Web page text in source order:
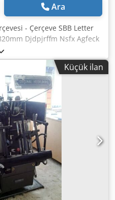
Ara
- Çerçeve SBB Letter
Djdpjrffm Nsfx Agfeck
Ziyaretinizden
makine stokta Hemen
Emskirchen / Nürnberg -
Küçük ilan